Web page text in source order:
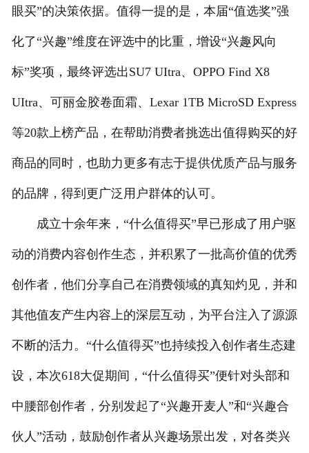
眼买”的决策依据。值得一提的是，本届“值选奖”强
化了“兴趣”维度在评选中的比重，增设“兴趣风向
标”奖项，最终评选出SU7 UItra、OPPO Find X8
UItra、可丽金胶卷面霜、Lexar 1TB MicroSD Express
等20款上榜产品，在帮助消费者挑选出值得购买的好
商品的同时，也助力更多有志于提供优质产品与服务
的品牌，得到更广泛用户群体的认可。
成立十余年来，“什么值得买”早已形成了用户驱
动的消费内容创作生态，并积累了一批高价值的优秀
创作者，他们分享自己在消费领域的真知灼见，并和
其他值友产生内容上的深层互动，为平台注入了源源
不断的活力。“什么值得买”也持续投入创作者生态建
设，本次618大促期间，“什么值得买”便针对头部和
中腰部创作者，分别发起了“兴趣开麦人”和“兴趣合
伙人”活动，鼓励创作者从兴趣场景出发，对各类兴